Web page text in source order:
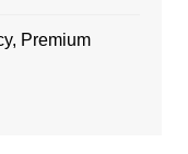
Premium